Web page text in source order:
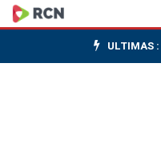
Plano
mobilizaULTIMAS :